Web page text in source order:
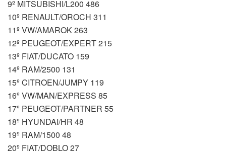
9º MITSUBISHI/L200 486
10º RENAULT/OROCH 311
11º VW/AMAROK 263
12º PEUGEOT/EXPERT 215
13º FIAT/DUCATO 159
14º RAM/2500 131
15º CITROEN/JUMPY 119
16º VW/MAN/EXPRESS 85
17º PEUGEOT/PARTNER 55
18º HYUNDAI/HR 48
19º RAM/1500 48
20º FIAT/DOBLO 27